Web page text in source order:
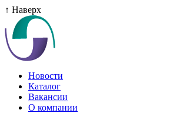
↑ Наверх
Новости
Каталог
Вакансии
О компании